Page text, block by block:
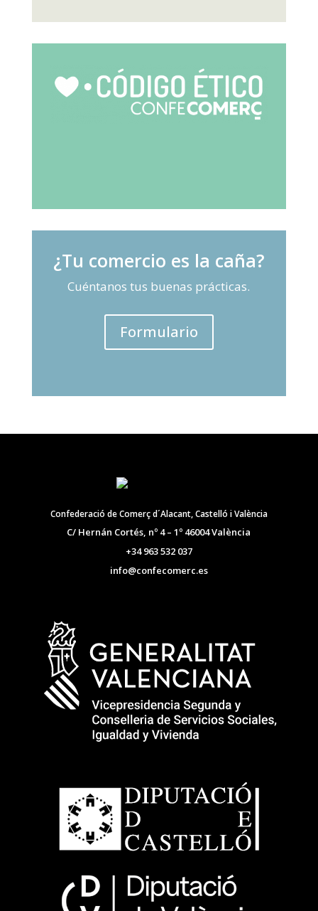
¿Tu comercio es la caña?
Cuéntanos tus buenas prácticas.
Formulario
Confederació de Comerç d´Alacant, Castelló i València
C/ Hernán Cortés, nº 4 – 1º 46004 València
+34 963 532 037
info@confecomerc.es